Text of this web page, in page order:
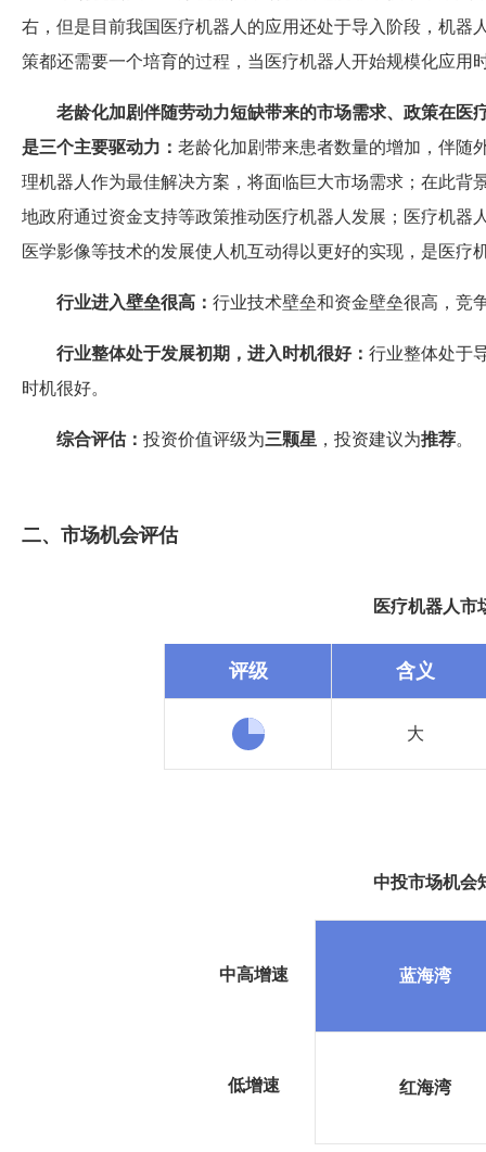
右，但是目前我国医疗机器人的应用还处于导入阶段，机
策都还需要一个培育的过程，当医疗机器人开始规模化应用
老龄化加剧伴随劳动力短缺带来的市场需求、政策在医
是三个主要驱动力： 老龄化加剧带来患者数量的增加，伴随
理机器人作为最佳解决方案，将面临巨大市场需求；在此
地政府通过资金支持等政策推动医疗机器人发展；医疗机
医学影像等技术的发展使人机互动得以更好的实现，是医疗
行业进入壁垒很高： 行业技术壁垒和资金壁垒很高，竞
行业整体处于发展初期，进入时机很好： 行业整体处于
时机很好。
综合评估： 投资价值评级为三颗星 ，投资建议为推荐。
二、市场机会评估
医疗机器人市
评级 含义
大
中投市场机会
中高增速
低增速
蓝海湾
红海湾